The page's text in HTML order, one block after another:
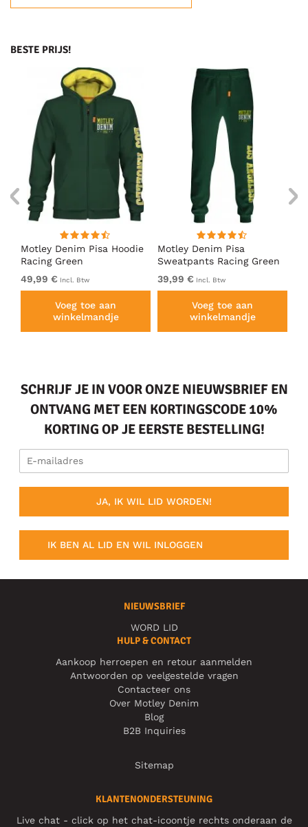
BESTE PRIJS!
Motley Denim Pisa Hoodie
Racing Green
49,99 € Incl. Btw
Voeg toe aan
winkelmandje
Motley Denim Pisa
Sweatpants Racing Green
39,99 € Incl. Btw
Voeg toe aan
winkelmandje
SCHRIJF JE IN VOOR ONZE NIEUWSBRIEF EN
ONTVANG MET EEN KORTINGSCODE 10%
KORTING OP JE EERSTE BESTELLING!
JA, IK WIL LID WORDEN!
IK BEN AL LID EN WIL INLOGGEN
NIEUWSBRIEF
WORD LID
HULP & CONTACT
Aankoop herroepen en retour aanmelden
Antwoorden op veelgestelde vragen
Contacteer ons
Over Motley Denim
Blog
B2B Inquiries
Sitemap
KLANTENONDERSTEUNING
Live chat - click op het chat-icoontje rechts onderaan de